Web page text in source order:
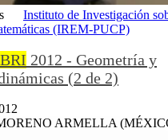
Instituto de Investigación
(IREM-PUCP)
2012 - Geometría y
(2 de 2)
ARMELLA